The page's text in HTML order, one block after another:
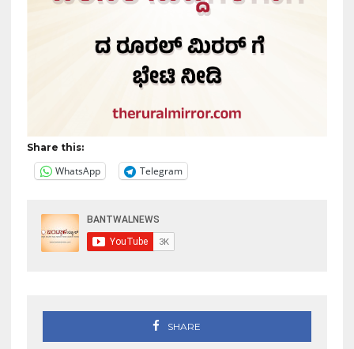
Share this:
WhatsApp Telegram
SHARE